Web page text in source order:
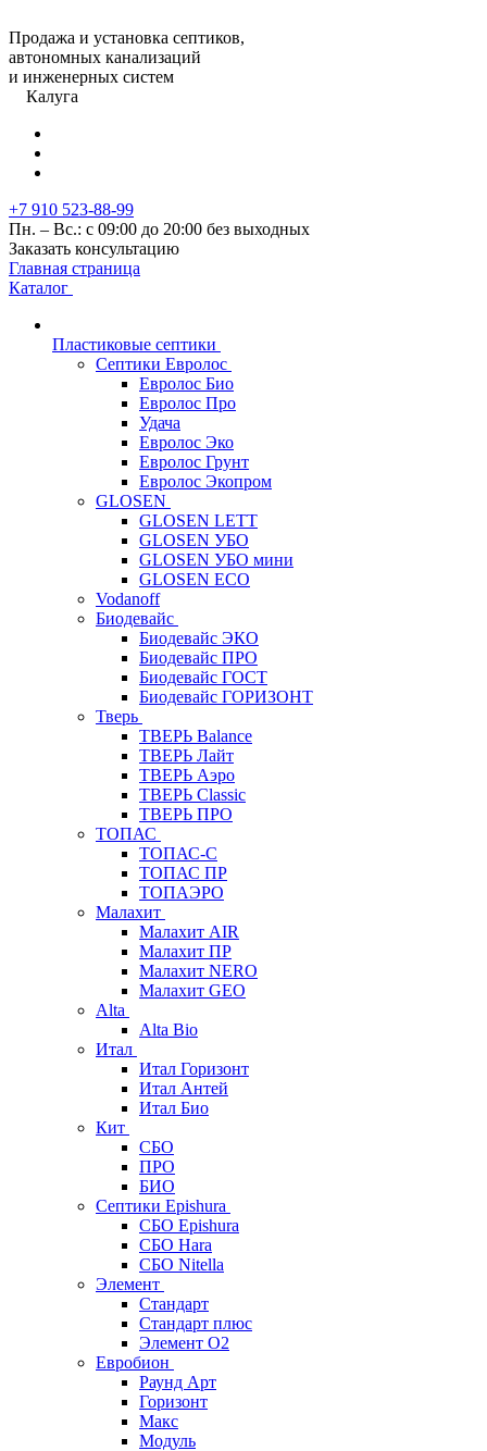
Продажа и установка септиков,
автономных канализаций
и инженерных систем
Калуга
+7 910 523-88-99
Пн. – Вс.: с 09:00 до 20:00 без выходных
Заказать консультацию
Главная страница
Каталог
Пластиковые септики
Септики Евролос
Евролос Био
Евролос Про
Удача
Евролос Эко
Евролос Грунт
Евролос Экопром
GLOSEN
GLOSEN LETT
GLOSEN УБО
GLOSEN УБО мини
GLOSEN ECO
Vodanoff
Биодевайс
Биодевайс ЭКО
Биодевайс ПРО
Биодевайс ГОСТ
Биодевайс ГОРИЗОНТ
Тверь
ТВЕРЬ Balance
ТВЕРЬ Лайт
ТВЕРЬ Аэро
ТВЕРЬ Classic
ТВЕРЬ ПРО
ТОПАС
ТОПАС-С
ТОПАС ПР
ТОПАЭРО
Малахит
Малахит AIR
Малахит ПР
Малахит NERO
Малахит GEO
Alta
Alta Bio
Итал
Итал Горизонт
Итал Антей
Итал Био
Кит
СБО
ПРО
БИО
Септики Epishura
СБО Epishura
СБО Hara
СБО Nitella
Элемент
Стандарт
Стандарт плюс
Элемент О2
Евробион
Раунд Арт
Горизонт
Макс
Модуль